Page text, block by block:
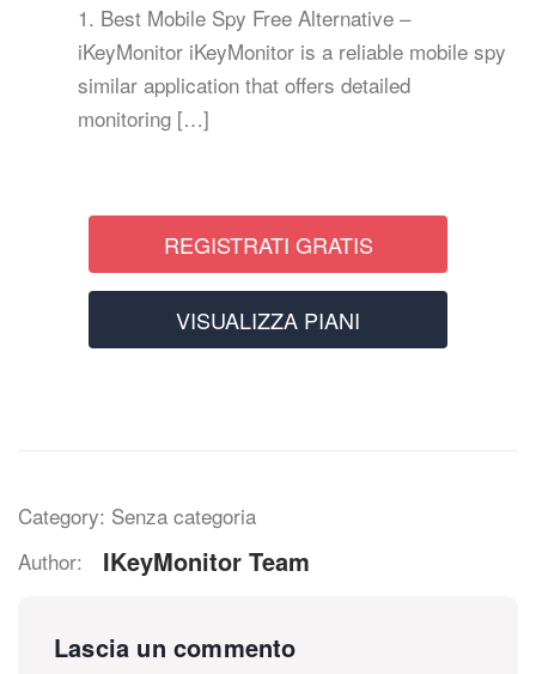
1. Best Mobile Spy Free Alternative –
iKeyMonitor iKeyMonitor is a reliable mobile spy
similar application that offers detailed
monitoring […]
REGISTRATI GRATIS
VISUALIZZA PIANI
Category: Senza categoria
Author:
IKeyMonitor Team
Lascia un commento